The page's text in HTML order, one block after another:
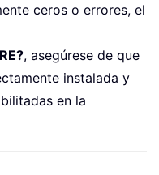
ceros o errores, el
, asegúrese de que
instalada y
en la